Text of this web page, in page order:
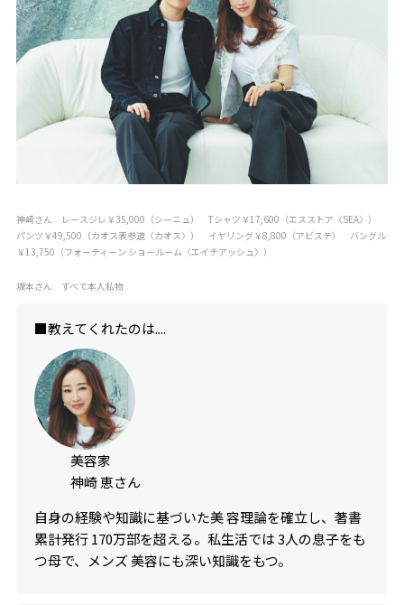
神崎さん レースジレ￥35,000（シーニュ） Tシャツ￥17,600（エスストア〈SEA〉）
パンツ￥49,500（カオス表参道〈カオス〉） イヤリング￥8,800（アビステ） バングル
￥13,750（フォーティーン ショールーム〈エイチアッシュ〉）
坂本さん すべて本人私物
■教えてくれたのは....
美容家
神崎 恵さん
自身の経験や知識に基づいた美 容理論を確立し、著書
累計発行 170万部を超える。私生活では 3人の息子をも
つ母で、メンズ 美容にも深い知識をもつ。